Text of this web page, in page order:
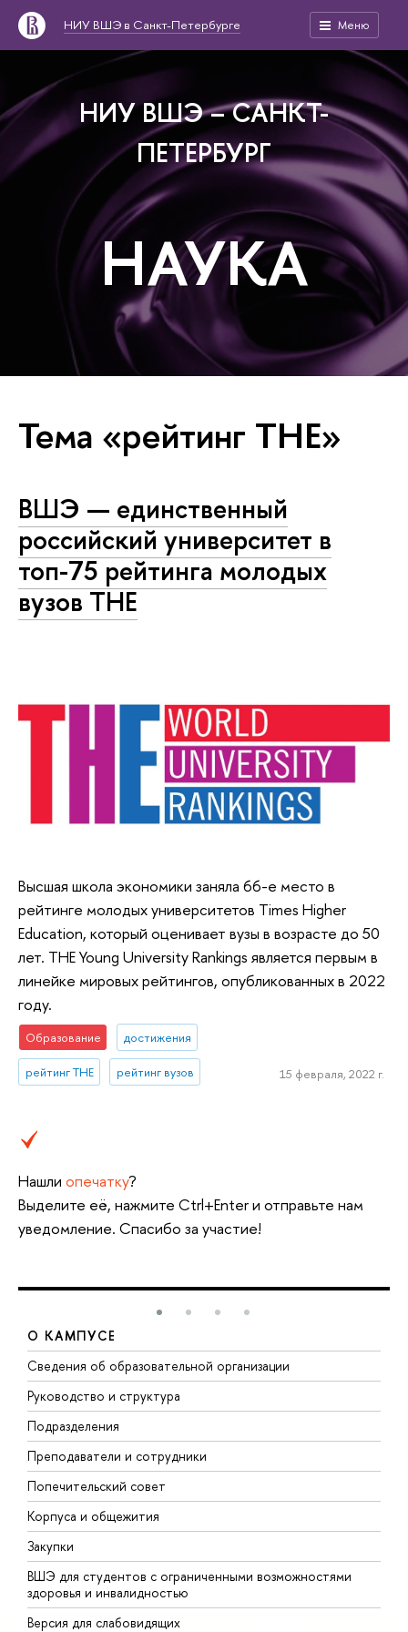
НИУ ВШЭ в Санкт-Петербурге Меню
НИУ ВШЭ – САНКТ-
ПЕТЕРБУРГ
НАУКА
Тема «рейтинг THE»
ВШЭ — единственный
российский университет в
топ-75 рейтинга молодых
вузов ТНЕ
Высшая школа экономики заняла 66-е место в
рейтинге молодых университетов Times Higher
Education, который оценивает вузы в возрасте до 50
лет. THE Young University Rankings является первым в
линейке мировых рейтингов, опубликованных в 2022
году.
Образование достижения
рейтинг THE рейтинг вузов 15 февраля, 2022 г.
Нашли опечатку?
Выделите её, нажмите Ctrl+Enter и отправьте нам
уведомление. Спасибо за участие!
О КАМПУСЕ
Сведения об образовательной организации
Руководство и структура
Подразделения
Преподаватели и сотрудники
Попечительский совет
Корпуса и общежития
Закупки
ВШЭ для студентов с ограниченными возможностями
здоровья и инвалидностью
Версия для слабовидящих